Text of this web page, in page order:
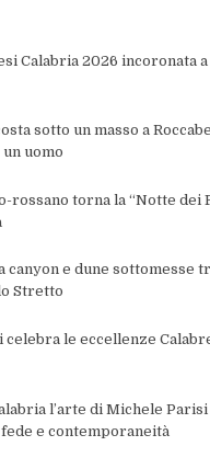
Calabria 2026 incoronata a
sotto un masso a
uomo
rossano torna la “Notte dei
canyon e dune sottomesse
Stretto
celebra le eccellenze
l’arte di Michele
e contemporaneità